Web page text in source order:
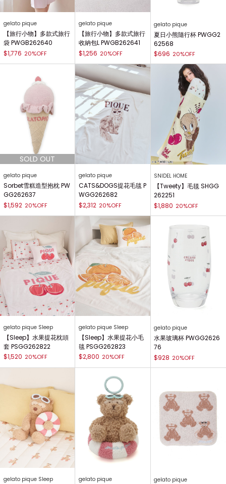
gelato pique
【旅行小物】多款式旅行
袋 PWGB262640
$1,776 20%OFF
gelato pique
【旅行小物】多款式旅行
收納包L PWGB262641
$1,256 20%OFF
gelato pique
夏日小熊隨行杯 PWGG2
62568
$696 20%OFF
gelato pique
Sorbet雪糕造型抱枕 PW
GG262637
$1,592 20%OFF
gelato pique
CATS&DOGS提花毛毯 P
WGG262682
$2,312 20%OFF
SNIDEL HOME
【Tweety】毛毯 SHGG
262251
$1,880 20%OFF
gelato pique Sleep
【Sleep】水果提花枕頭
套 PSGG262822
$1,520 20%OFF
gelato pique Sleep
【Sleep】水果提花小毛
毯 PSGG262823
$2,800 20%OFF
gelato pique
水果玻璃杯 PWGG2626
76
$928 20%OFF
gelato pique Sleep gelato pique gelato pique